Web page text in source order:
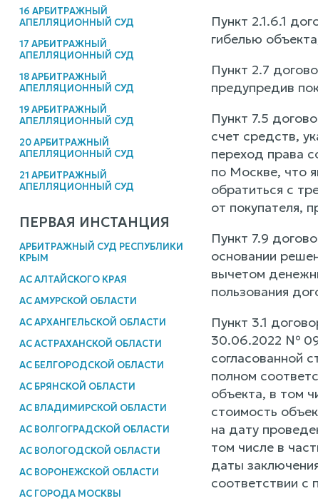
16 АРБИТРАЖНЫЙ
АПЕЛЛЯЦИОННЫЙ СУД
17 АРБИТРАЖНЫЙ
АПЕЛЛЯЦИОННЫЙ СУД
18 АРБИТРАЖНЫЙ
АПЕЛЛЯЦИОННЫЙ СУД
19 АРБИТРАЖНЫЙ
АПЕЛЛЯЦИОННЫЙ СУД
20 АРБИТРАЖНЫЙ
АПЕЛЛЯЦИОННЫЙ СУД
21 АРБИТРАЖНЫЙ
АПЕЛЛЯЦИОННЫЙ СУД
ПЕРВАЯ ИНСТАНЦИЯ
АРБИТРАЖНЫЙ СУД РЕСПУБЛИКИ
КРЫМ
АС АЛТАЙСКОГО КРАЯ
АС АМУРСКОЙ ОБЛАСТИ
АС АРХАНГЕЛЬСКОЙ ОБЛАСТИ
АС АСТРАХАНСКОЙ ОБЛАСТИ
АС БЕЛГОРОДСКОЙ ОБЛАСТИ
АС БРЯНСКОЙ ОБЛАСТИ
АС ВЛАДИМИРСКОЙ ОБЛАСТИ
АС ВОЛГОГРАДСКОЙ ОБЛАСТИ
АС ВОЛОГОДСКОЙ ОБЛАСТИ
АС ВОРОНЕЖСКОЙ ОБЛАСТИ
АС ГОРОДА МОСКВЫ
Пункт 2.1.6.1
гибелью
Пункт 2.7
предупредив
Пункт 7.5
счет средств,
переход права
по Москве, что
обратиться с
от покупателя,
Пункт 7.9
основании
вычетом
пользования
Пункт 3.1
30.06.2022 №
согласованной
полном
объекта, в том
стоимость
на дату
том числе в
даты
соответствии с